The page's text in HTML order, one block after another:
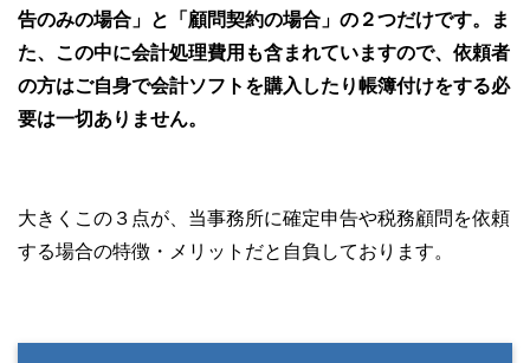
告のみの場合」と「顧問契約の場合」の２つだけです。ま
た、この中に会計処理費用も含まれていますので、依頼者
の方はご自身で会計ソフトを購入したり帳簿付けをする必
要は一切ありません。
大きくこの３点が、当事務所に確定申告や税務顧問を依頼
する場合の特徴・メリットだと自負しております。